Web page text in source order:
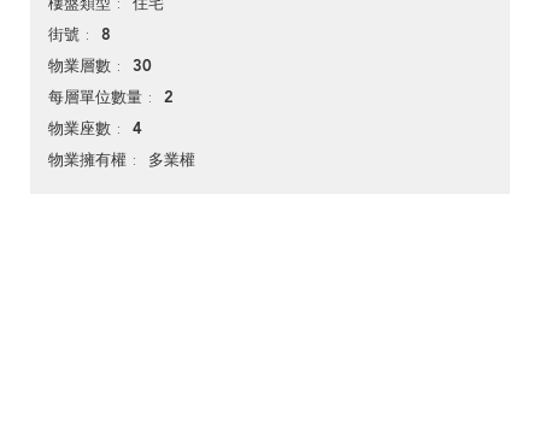
街號 8
物業層數 30
每層單位數量 2
物業座數 4
物業擁有權 多業權